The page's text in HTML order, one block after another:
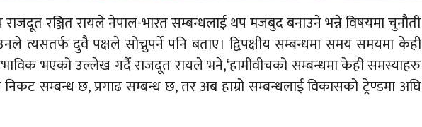
राजदूत रञ्जित रायले नेपाल-भारत सम्बन्धलाई थप मजबुद बनाउने भन्ने विषयमा चुनौती
त्यसतर्फ दुवै पक्षले सोच्नुपर्ने पनि बताए। द्विपक्षीय सम्बन्धमा समय समयमा केही
भएको उल्लेख गर्दै राजदूत रायले भने,‘हामीवीचको सम्बन्धमा केही समस्याहरु
सम्बन्ध छ, प्रगाढ सम्बन्ध छ, तर अब हाम्रो सम्बन्धलाई विकासको ट्रेण्डमा अघि